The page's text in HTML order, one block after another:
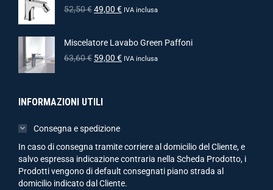
52,50€49,00 € IVA inclusa
Miscelatore Lavabo Green Paffoni
63,60€ 59,00 € IVA inclusa
INFORMAZIONI UTILI
Consegna e spedizione
In caso di consegna tramite corriere al domicilio del Cliente, e
salvo espressa indicazione contraria nella Scheda Prodotto, i
Prodotti vengono di default consegnati piano strada al
domicilio indicato dal Cliente.